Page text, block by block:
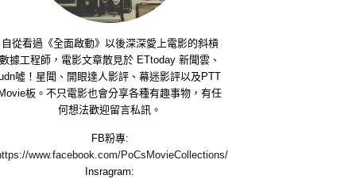
自從看過《全面啟動》以後深深愛上電影的斜槓
數據工程師，電影文章散見於 ETtoday 新聞雲、
噓！星聞、開眼達人影評、幕迷影評以及PTT
板。不只電影也會分享各種有趣事物，有任
何想法歡迎留言私訊。
FB粉專:
www.facebook.com/PoCsMovieCollections/
Insragram: